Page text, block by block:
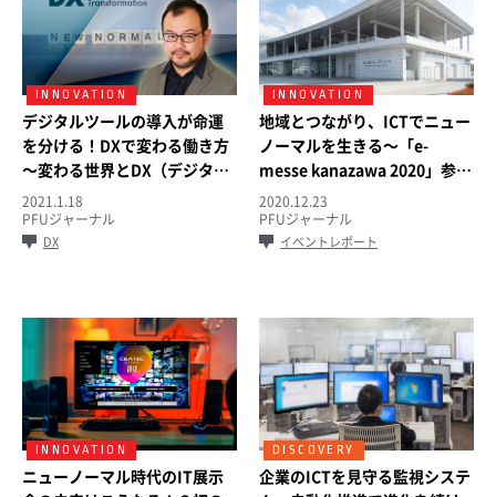
デジタルツールの導入が命運
を分ける！DXで変わる働き方
～変わる世界とDX（デジタル
トランスフォーメーション）
第4回～
2021.1.18
PFUジャーナル
DX
地域とつながり、ICTでニュー
ノーマルを生きる～「e-
messe kanazawa 2020」参加
レポート～
2020.12.23
PFUジャーナル
イベントレポート
ニューノーマル時代のIT展示
企業のICTを見守る監視システ